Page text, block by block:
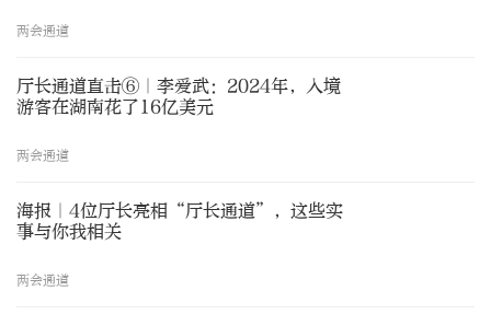
两会通道
厅长通道直击⑥｜李爱武：2024年，入境
游客在湖南花了16亿美元
两会通道
海报｜4位厅长亮相“厅长通道”，这些实
事与你我相关
两会通道